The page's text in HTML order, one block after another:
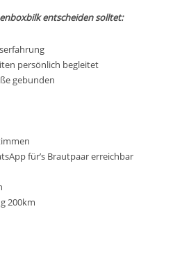
entscheiden solltet:
persönlich begleitet
gebunden
für’s Brautpaar erreichbar
200km